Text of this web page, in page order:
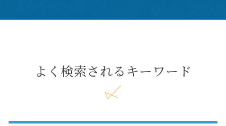
よく検索されるキーワード